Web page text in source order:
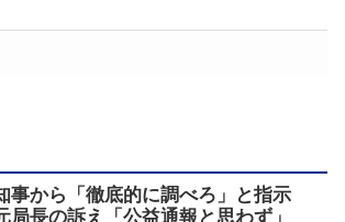
事から「徹底的に調べろ」と指示
局長の訴え「公益通報と思わず」